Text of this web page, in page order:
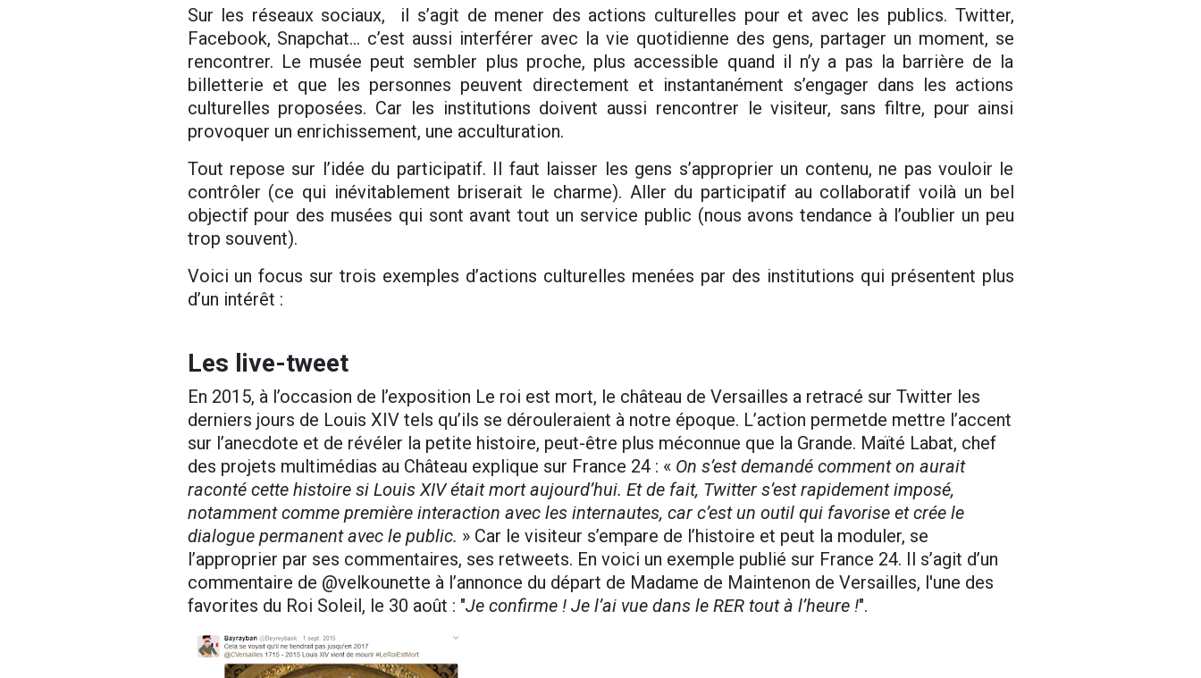
Sur les réseaux sociaux, il s’agit de mener des actions culturelles pour et avec les publics. Twitter,
Facebook, Snapchat… c’est aussi interférer avec la vie quotidienne des gens, partager un moment, se
rencontrer. Le musée peut sembler plus proche, plus accessible quand il n’y a pas la barrière de la
billetterie et que les personnes peuvent directement et instantanément s’engager dans les actions
culturelles proposées. Car les institutions doivent aussi rencontrer le visiteur, sans filtre, pour ainsi
provoquer un enrichissement, une acculturation.
Tout repose sur l’idée du participatif. Il faut laisser les gens s’approprier un contenu, ne pas vouloir le
contrôler (ce qui inévitablement briserait le charme). Aller du participatif au collaboratif voilà un bel
objectif pour des musées qui sont avant tout un service public (nous avons tendance à l’oublier un peu
trop souvent).
Voici un focus sur trois exemples d’actions culturelles menées par des institutions qui présentent plus
d’un intérêt :
Les live-tweet
En 2015, à l’occasion de l’exposition Le roi est mort, le château de Versailles a retracé sur Twitter les
derniers jours de Louis XIV tels qu’ils se dérouleraient à notre époque. L’action permetde mettre l’accent
sur l’anecdote et de révéler la petite histoire, peut-être plus méconnue que la Grande. Maïté Labat, chef
des projets multimédias au Château explique sur France 24 : « On s’est demandé comment on aurait
raconté cette histoire si Louis XIV était mort aujourd’hui. Et de fait, Twitter s’est rapidement imposé,
notamment comme première interaction avec les internautes, car c’est un outil qui favorise et crée le
dialogue permanent avec le public. » Car le visiteur s’empare de l’histoire et peut la moduler, se
l’approprier par ses commentaires, ses retweets. En voici un exemple publié sur France 24. Il s’agit d’un
commentaire de @velkounette à l’annonce du départ de Madame de Maintenon de Versailles, l'une des
favorites du Roi Soleil, le 30 août : "Je confirme ! Je l’ai vue dans le RER tout à l’heure !".